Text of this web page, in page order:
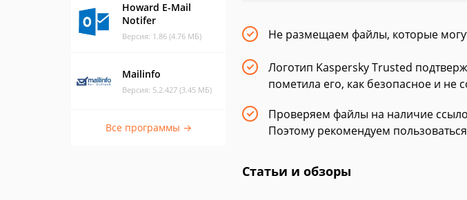
Howard E-Mail
Notifer
Версия: 1.86 (4.76 МБ)
Mailinfo
Версия: 5.2.427 (3.45 МБ)
Все программы →
Не размещаем файлы, которые
Логотип Kaspersky Trusted
пометила его, как безопасное и не
Проверяем файлы на наличие
Поэтому рекомендуем
Статьи и обзоры